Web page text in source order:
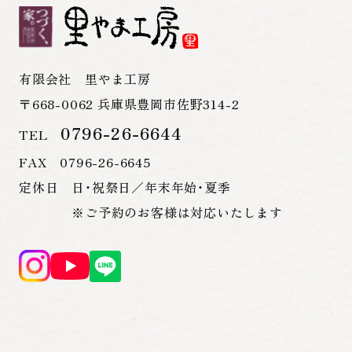
有限会社 里やま工房
〒668-0062 兵庫県豊岡市佐野314-2
TEL 0796-26-6644
FAX 0796-26-6645
定休日 日・祝祭日／年末年始・夏季
※ご予約のお客様は対応いたします